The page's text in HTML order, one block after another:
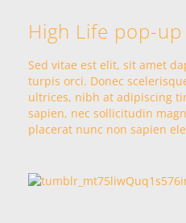
High Life pop-
Sed vitae est elit, sit amet
turpis orci. Donec
ultrices, nibh at adipiscing
sapien, nec sollicitudin
placerat nunc non sapien